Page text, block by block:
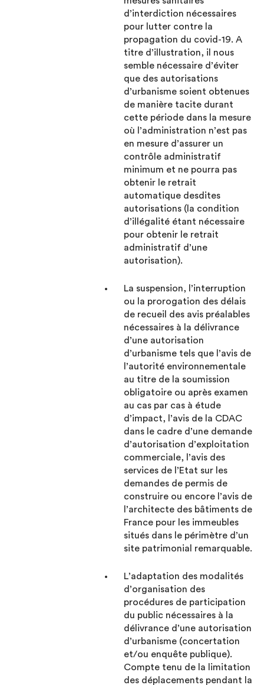
d’interdiction nécessaires
pour lutter contre la
propagation du covid-19. A
titre d’illustration, il nous
semble nécessaire d’éviter
que des autorisations
d’urbanisme soient obtenues
de manière tacite durant
cette période dans la mesure
où l’administration n’est pas
en mesure d’assurer un
contrôle administratif
minimum et ne pourra pas
obtenir le retrait
automatique desdites
autorisations (la condition
d’illégalité étant nécessaire
pour obtenir le retrait
administratif d’une
autorisation).
La suspension, l’interruption
ou la prorogation des délais
de recueil des avis préalables
nécessaires à la délivrance
d’une autorisation
d’urbanisme tels que l’avis de
l’autorité environnementale
au titre de la soumission
obligatoire ou après examen
au cas par cas à étude
d’impact, l’avis de la CDAC
dans le cadre d’une demande
d’autorisation d’exploitation
commerciale, l’avis des
services de l’Etat sur les
demandes de permis de
construire ou encore l’avis de
l’architecte des bâtiments de
France pour les immeubles
situés dans le périmètre d’un
site patrimonial remarquable.
L’adaptation des modalités
d’organisation des
procédures de participation
du public nécessaires à la
délivrance d’une autorisation
d’urbanisme (concertation
et/ou enquête publique).
Compte tenu de la limitation
des déplacements pendant la